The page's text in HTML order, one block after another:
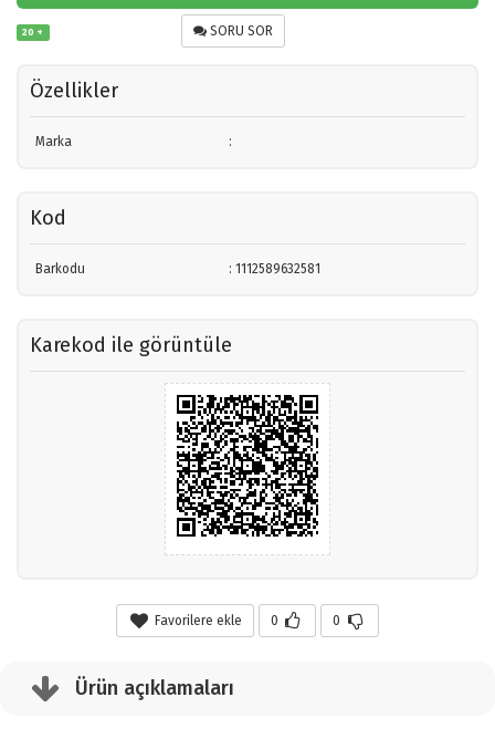
20 + SORU SOR
Özellikler
Marka :
Kod
Barkodu : 1112589632581
Karekod ile görüntüle
Favorilere ekle 0 0
Ürün açıklamaları